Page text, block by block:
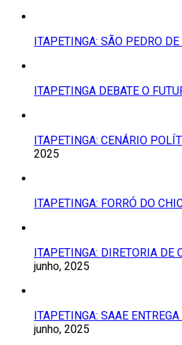
ITAPETINGA: SÃO PEDRO
ITAPETINGA DEBATE O
ITAPETINGA: CENÁRIO
2025
ITAPETINGA: FORRÓ DO
ITAPETINGA: DIRETORIA DE
junho, 2025
ITAPETINGA: SAAE
junho, 2025